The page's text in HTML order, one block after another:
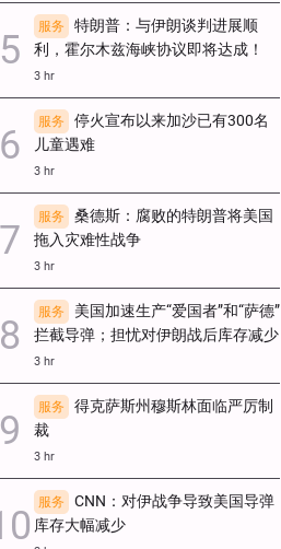
服务
特朗普：与伊朗谈判进展顺
利，霍尔木兹海峡协议即将达成！
3 hr
服务
停火宣布以来加沙已有300名
儿童遇难
3 hr
服务
桑德斯：腐败的特朗普将美国
拖入灾难性战争
3 hr
服务
美国加速生产“爱国者”和“萨德”
拦截导弹；担忧对伊朗战后库存减少
3 hr
服务
得克萨斯州穆斯林面临严厉制
裁
3 hr
服务
CNN：对伊战争导致美国导弹
库存大幅减少